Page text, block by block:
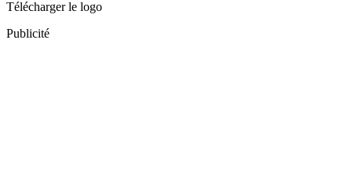
Télécharger le logo
Publicité